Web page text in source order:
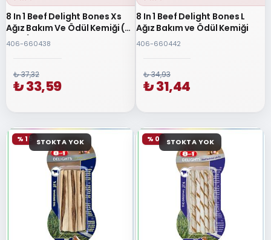
8 In 1 Beef Delight Bones Xs
Ağız Bakım Ve Ödül Kemiği (7
Adet)
406-660438
₺ 37,32
₺ 33,59
8 In 1 Beef Delight Bones L
Ağız Bakım ve Ödül Kemiği
406-660442
₺ 34,93
₺ 31,44
STOKTA YOK
% 15 STOKTA YOK
% 0